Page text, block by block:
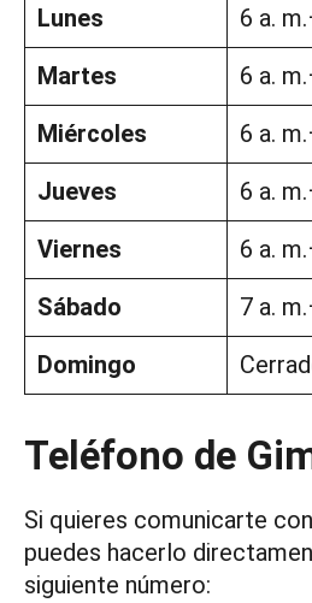
Lunes
6 a.
Martes
6 a.
Miércoles
6 a.
Jueves
6 a.
Viernes
6 a.
Sábado
7 a.
Domingo
Teléfono de
Si quieres comunicarte con
puedes hacerlo
siguiente número: